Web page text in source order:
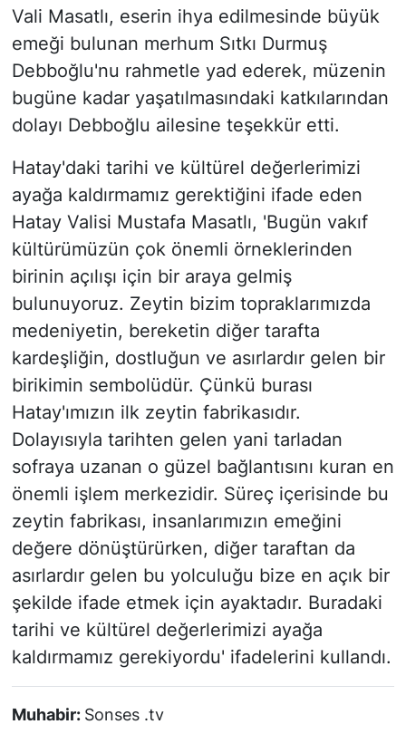
Vali Masatlı, eserin ihya edilmesinde büyük
emeği bulunan merhum Sıtkı Durmuş
Debboğlu'nu rahmetle yad ederek, müzenin
bugüne kadar yaşatılmasındaki katkılarından
dolayı Debboğlu ailesine teşekkür etti.
Hatay'daki tarihi ve kültürel değerlerimizi
ayağa kaldırmamız gerektiğini ifade eden
Hatay Valisi Mustafa Masatlı, 'Bugün vakıf
kültürümüzün çok önemli örneklerinden
birinin açılışı için bir araya gelmiş
bulunuyoruz. Zeytin bizim topraklarımızda
medeniyetin, bereketin diğer tarafta
kardeşliğin, dostluğun ve asırlardır gelen bir
birikimin sembolüdür. Çünkü burası
Hatay'ımızın ilk zeytin fabrikasıdır.
Dolayısıyla tarihten gelen yani tarladan
sofraya uzanan o güzel bağlantısını kuran en
önemli işlem merkezidir. Süreç içerisinde bu
zeytin fabrikası, insanlarımızın emeğini
değere dönüştürürken, diğer taraftan da
asırlardır gelen bu yolculuğu bize en açık bir
şekilde ifade etmek için ayaktadır. Buradaki
tarihi ve kültürel değerlerimizi ayağa
kaldırmamız gerekiyordu' ifadelerini kullandı.
Muhabir: Sonses .tv